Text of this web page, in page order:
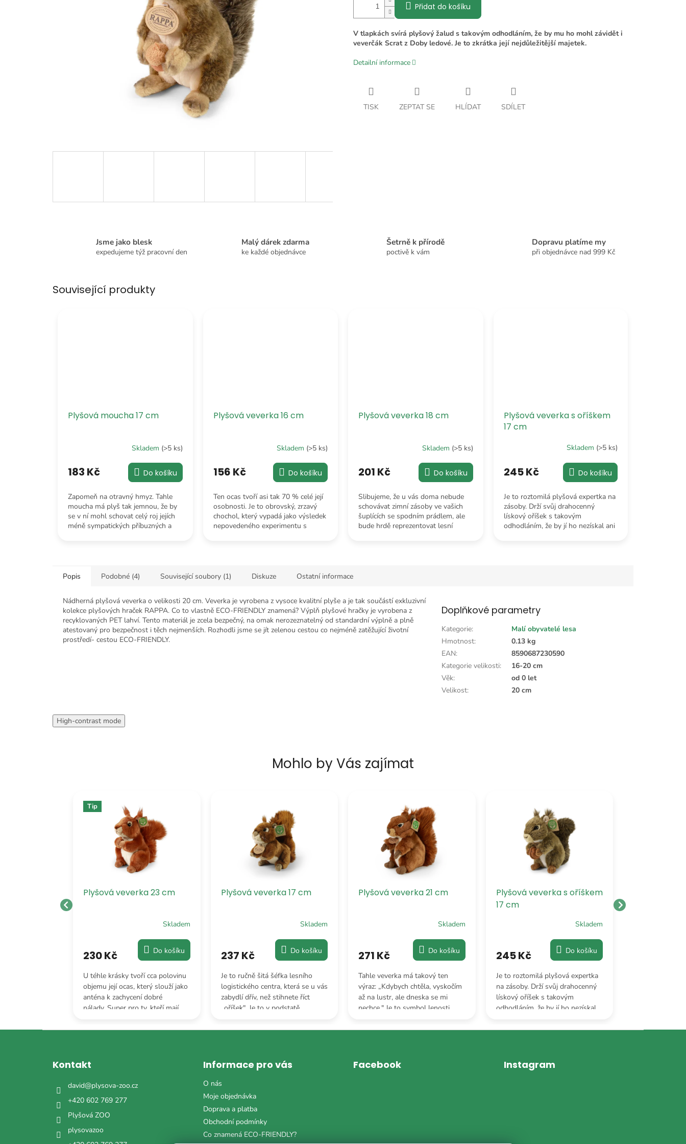
Přidat do košíku
V tlapkách svírá plyšový žalud s takovým odhodláním, že by mu ho mohl závidět i
veverčák Scrat z Doby ledové. Je to zkrátka její nejdůležitější majetek.
Detailní informace
TISK ZEPTAT SE HLÍDAT SDÍLET
Jsme jako blesk
expedujeme týž pracovní den
Malý dárek zdarma
ke každé objednávce
Šetrně k přírodě
poctivě k vám
Dopravu platíme my
při objednávce nad 999 Kč
Související produkty
Plyšová moucha 17 cm
produktu
je
z
5
hvězdiček.
Skladem (>5 ks)
183 Kč Do košíku
Zapomeň na otravný hmyz. Tahle
moucha má plyš tak jemnou, že by
se v ní mohl schovat celý roj jejích
méně sympatických příbuzných a
Plyšová veverka 16 cm
Skladem (>5 ks)
156 Kč Do košíku
Ten ocas tvoří asi tak 70 % celé její
osobnosti. Je to obrovský, zrzavý
chochol, který vypadá jako výsledek
nepovedeného experimentu s
Plyšová veverka 18 cm
Skladem (>5 ks)
201 Kč Do košíku
Slibujeme, že u vás doma nebude
schovávat zimní zásoby ve vašich
šuplících se spodním prádlem, ale
bude hrdě reprezentovat lesní
Plyšová veverka s oříškem
17 cm
Skladem (>5 ks)
245 Kč Do košíku
Je to roztomilá plyšová expertka na
zásoby. Drží svůj drahocenný
lískový oříšek s takovým
odhodláním, že by jí ho nezískal ani
Popis Podobné (4) Související soubory (1) Diskuze Ostatní informace
Nádherná plyšová veverka o velikosti 20 cm. Veverka je vyrobena z vysoce kvalitní plyše a je tak součástí exkluzivní
kolekce plyšových hraček RAPPA. Co to vlastně ECO-FRIENDLY znamená? Výplň plyšové hračky je vyrobena z
recyklovaných PET lahví. Tento materiál je zcela bezpečný, na omak nerozeznatelný od standardní výplně a plně
atestovaný pro bezpečnost i těch nejmenších. Rozhodli jsme se jít zelenou cestou co nejméně zatěžující životní
prostředí- cestou ECO-FRIENDLY.
Doplňkové parametry
Kategorie:
Malí obyvatelé lesa
Hmotnost:
0.13 kg
EAN:
8590687230590
Kategorie velikosti:
16-20 cm
Věk:
od 0 let
Velikost: 20 cm
High-contrast mode
Mohlo by Vás zajímat
Tip
Plyšová veverka 23 cm
Skladem
230 Kč Do košíku
U téhle krásky tvoří cca polovinu
objemu její ocas, který slouží jako
anténa k zachycení dobré
nálady. Super pro ty, kteří mají
plyšové formě.
Plyšová veverka 17 cm
Skladem
237 Kč Do košíku
Je to ručně šitá šéfka lesního
logistického centra, která se u vás
zabydlí dřív, než stihnete říct
„oříšek". Je to v podstatě
ušima.
Plyšová veverka 21 cm
Skladem
271 Kč Do košíku
Tahle veverka má takový ten
výraz: „Kdybych chtěla, vyskočím
až na lustr, ale dneska se mi
nechce." Je to symbol lenosti,
tom nejste sami.
Plyšová veverka s oříškem
17 cm
Skladem
245 Kč Do košíku
Je to roztomilá plyšová expertka
na zásoby. Drží svůj drahocenný
lískový oříšek s takovým
odhodláním, že by jí ho nezískal
prokrastinace.
Z
Kontakt
david@plysova-zoo.cz
+420 602 769 277
Plyšová ZOO
plysovazoo
Informace pro vás
O nás
Moje objednávka
Doprava a platba
Obchodní podmínky
Co znamená ECO-FRIENDLY?
Facebook Instagram